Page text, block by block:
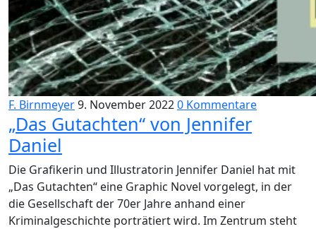
F. Birnmeyer9. November 20220 Kommentare
„Das Gutachten“ von Jennifer
Daniel
Die Grafikerin und Illustratorin Jennifer Daniel hat mit
„Das Gutachten“ eine Graphic Novel vorgelegt, in der
die Gesellschaft der 70er Jahre anhand einer
Kriminalgeschichte porträtiert wird. Im Zentrum steht